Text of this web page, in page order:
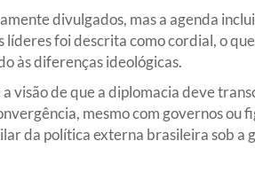
divulgados, mas a agenda
foi descrita como cordial, o
às diferenças ideológicas.
visão de que a diplomacia deve
mesmo com governos ou
da política externa brasileira sob a